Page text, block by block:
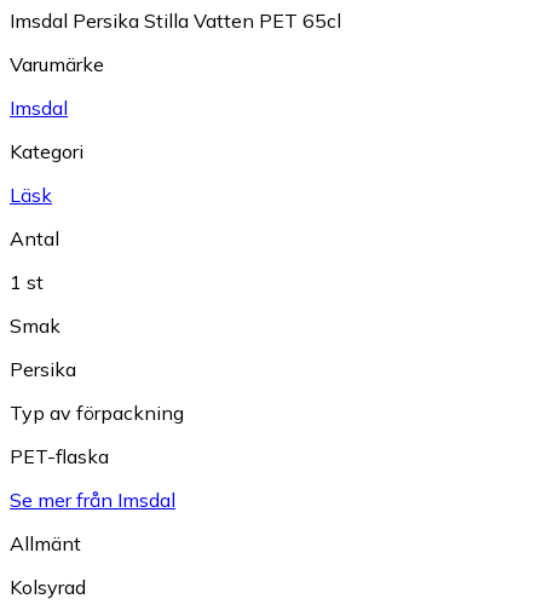
Imsdal Persika Stilla Vatten PET 65cl
Varumärke
Imsdal
Kategori
Läsk
Antal
1 st
Smak
Persika
Typ av förpackning
PET-flaska
Se mer från Imsdal
Allmänt
Kolsyrad